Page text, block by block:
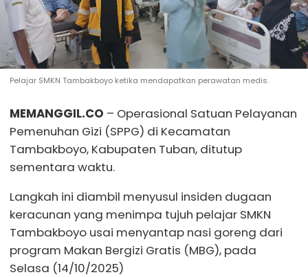
Pelajar SMKN Tambakboyo ketika mendapatkan perawatan medis.
MEMANGGIL.CO – Operasional Satuan Pelayanan
Pemenuhan Gizi (SPPG) di Kecamatan
Tambakboyo, Kabupaten Tuban, ditutup
sementara waktu.
Langkah ini diambil menyusul insiden dugaan
keracunan yang menimpa tujuh pelajar SMKN
Tambakboyo usai menyantap nasi goreng dari
program Makan Bergizi Gratis (MBG), pada
Selasa (14/10/2025)